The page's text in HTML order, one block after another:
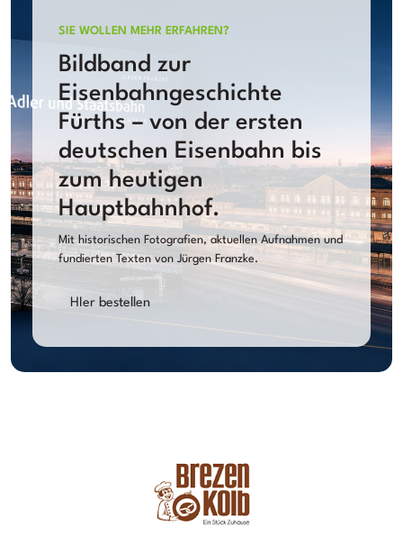
SIE WOLLEN MEHR ERFAHREN?
Bildband zur
Eisenbahngeschichte
Fürths – von der ersten
deutschen Eisenbahn bis
zum heutigen
Hauptbahnhof.
Mit historischen Fotografien, aktuellen Aufnahmen und
fundierten Texten von Jürgen Franzke.
HIer bestellen